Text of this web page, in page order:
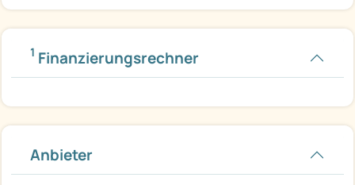
1 Finanzierungsrechner
Anbieter